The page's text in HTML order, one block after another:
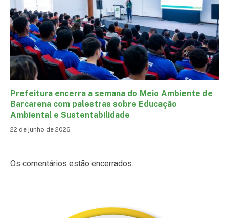
Prefeitura encerra a semana do Meio Ambiente de
Barcarena com palestras sobre Educação
Ambiental e Sustentabilidade
22 de junho de 2026
Os comentários estão encerrados.